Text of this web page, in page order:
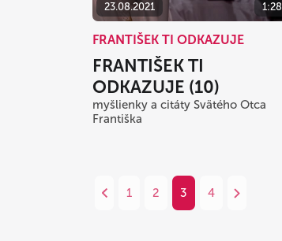
23.08.2021 1:28
FRANTIŠEK TI ODKAZUJE
FRANTIŠEK TI
ODKAZUJE (10)
myšlienky a citáty Svätého Otca
Františka
1 2 3 4